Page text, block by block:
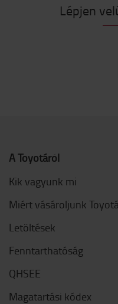
Lépjen
A Toyotáról
Kik vagyunk mi
Miért vásároljunk
Letöltések
Fenntarthatóság
QHSEE
Magatartási kódex